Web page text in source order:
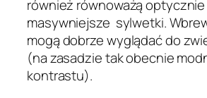
również równoważą optycznie
masywniejsze sylwetki.
mogą dobrze wyglądać do
(na zasadzie tak obecnie
kontrastu).